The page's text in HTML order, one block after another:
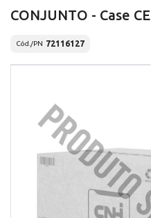
CONJUNTO - Case CE
Cód./PN 72116127